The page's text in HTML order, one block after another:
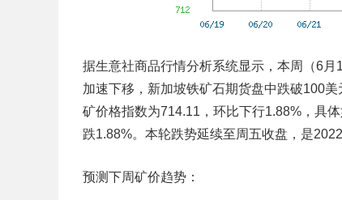
据生意社商品行情分析系统显示，本周（6
加速下移，新加坡铁矿石期货盘中跌破100
矿价格指数为714.11，环比下行1.88%，具
跌1.88%。本轮跌势延续至周五收盘，是
预测下周矿价趋势：